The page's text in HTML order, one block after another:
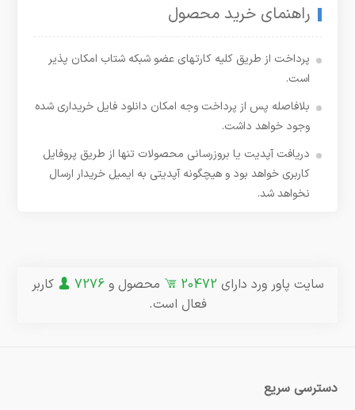
راهنمای خرید محصول
پرداخت از طریق کلیه کارتهای عضو شبکه شتاب امکان پذیر
است.
بلافاصله پس از پرداخت وجه امکان دانلود فایل خریداری شده
وجود خواهد داشت.
دریافت آپدیت یا بروزرسانی محصولات تنها از طریق پروفایل
کاربری خواهد بود و هیچگونه آپدیتی به ایمیل خریدار ارسال
نخواهد شد.
سایت پاور ورد دارای 20472 محصول و7276
کاربر
فعال است.
دسترسی سریع